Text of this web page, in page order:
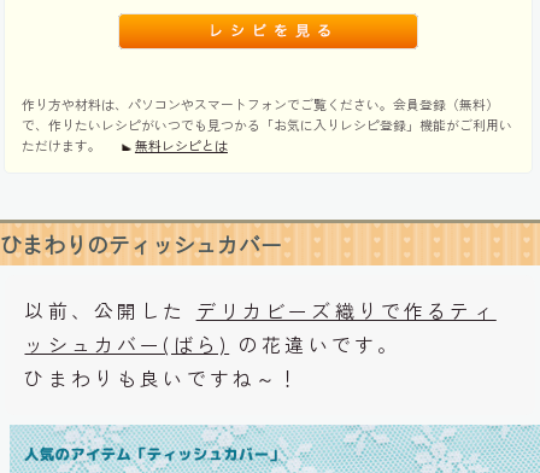
作り方や材料は、パソコンやスマートフォンでご覧ください。会員登録（無料）
で、作りたいレシピがいつでも見つかる「お気に入りレシピ登録」機能がご利用い
ただけます。
無料レシピとは
ひまわりのティッシュカバー
以前、公開した
デリカビーズ織りで作るティ
ッシュカバー(ばら) の花違いです。
ひまわりも良いですね～！